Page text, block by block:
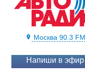
Москва 90.3 FM
Напиши в эфир